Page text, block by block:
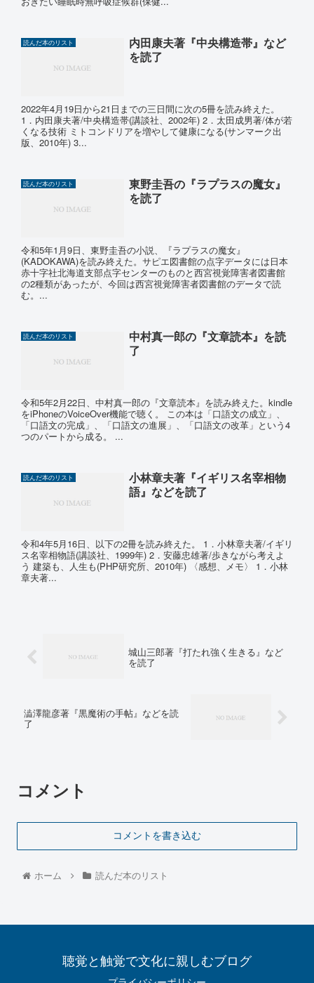
読んだ本のリスト
内田康夫著『中央構造帯』など
を読了
2022年4月19日から21日までの三日間に次の5冊を読み終えた。
1．内田康夫著/中央構造帯(講談社、2002年) 2．太田成男著/体が若
くなる技術 ミトコンドリアを増やして健康になる(サンマーク出
版、2010年) 3...
読んだ本のリスト
東野圭吾の『ラプラスの魔女』
を読了
令和5年1月9日、東野圭吾の小説、『ラプラスの魔女』
(KADOKAWA)を読み終えた。サピエ図書館の点字データには日本
赤十字社北海道支部点字センターのものと西宮視覚障害者図書館
の2種類があったが、今回は西宮視覚障害者図書館のデータで読
む。...
読んだ本のリスト
中村真一郎の『文章読本』を読
了
令和5年2月22日、中村真一郎の『文章読本』を読み終えた。kindle
をiPhoneのVoiceOver機能で聴く。 この本は「口語文の成立」、
「口語文の完成」、「口語文の進展」、「口語文の改革」という4
つのパートから成る。 ...
読んだ本のリスト
小林章夫著『イギリス名宰相物
語』などを読了
令和4年5月16日、以下の2冊を読み終えた。 1．小林章夫著/イギリ
ス名宰相物語(講談社、1999年) 2．安藤忠雄著/歩きながら考えよ
う 建築も、人生も(PHP研究所、2010年) 〈感想、メモ〉 1．小林
章夫著...
城山三郎著『打たれ強く生きる』など
を読了
澁澤龍彦著『黒魔術の手帖』などを読
了
コメント
コメントを書き込む
ホーム 読んだ本のリスト
聴覚と触覚で文化に親しむブログ